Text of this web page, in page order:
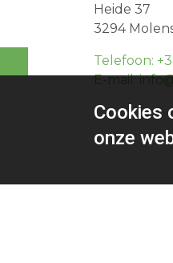
Heide 37
3294
Telefoon:
E-mail:
Cookies
onze